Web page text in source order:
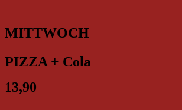
MITTWOCH
PIZZA + Cola
13,90